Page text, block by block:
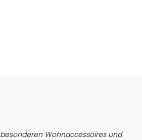
besonderen Wohnaccessoires und